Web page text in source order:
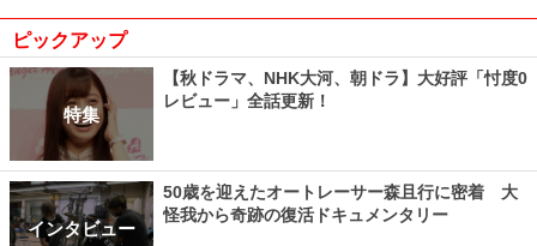
ピックアップ
特集
【秋ドラマ、NHK大河、朝ドラ】大好評「忖度0
レビュー」全話更新！
インタビュー
50歳を迎えたオートレーサー森且行に密着 大
怪我から奇跡の復活ドキュメンタリー